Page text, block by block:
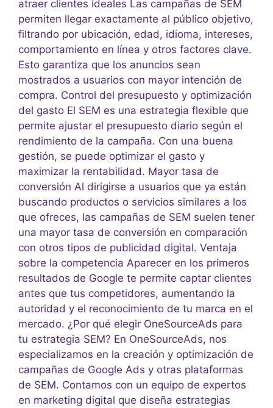
atraer clientes ideales Las campañas de SEM
permiten llegar exactamente al público objetivo,
filtrando por ubicación, edad, idioma, intereses,
comportamiento en línea y otros factores clave.
Esto garantiza que los anuncios sean
mostrados a usuarios con mayor intención de
compra. Control del presupuesto y optimización
del gasto El SEM es una estrategia flexible que
permite ajustar el presupuesto diario según el
rendimiento de la campaña. Con una buena
gestión, se puede optimizar el gasto y
maximizar la rentabilidad. Mayor tasa de
conversión Al dirigirse a usuarios que ya están
buscando productos o servicios similares a los
que ofreces, las campañas de SEM suelen tener
una mayor tasa de conversión en comparación
con otros tipos de publicidad digital. Ventaja
sobre la competencia Aparecer en los primeros
resultados de Google te permite captar clientes
antes que tus competidores, aumentando la
autoridad y el reconocimiento de tu marca en el
mercado. ¿Por qué elegir OneSourceAds para
tu estrategia SEM? En OneSourceAds, nos
especializamos en la creación y optimización de
campañas de Google Ads y otras plataformas
de SEM. Contamos con un equipo de expertos
en marketing digital que diseña estrategias